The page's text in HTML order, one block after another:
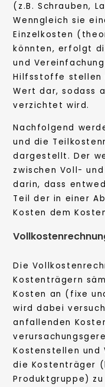
(z.B. Schrauben,
Wenngleich sie
Einzelkosten
könnten, erfolgt
und
Hilfsstoffe stellen
Wert dar, sodass
verzichtet wird.
Nachfolgend
und die
dargestellt. Der
zwischen Voll-
darin, dass
Teil der in einer
Kosten dem
Die
Kostenträgern
Kosten an (fixe
wird dabei
anfallenden
Kostenstellen und
die Kostenträger
Produktgruppe)